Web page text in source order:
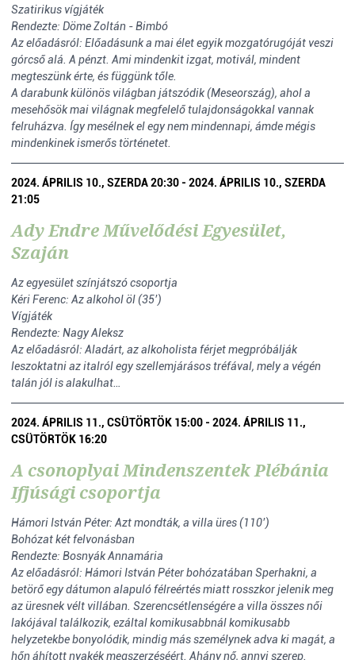
Szatirikus vígjáték
Rendezte: Döme Zoltán - Bimbó
Az előadásról: Előadásunk a mai élet egyik mozgatórugóját veszi
górcső alá. A pénzt. Ami mindenkit izgat, motivál, mindent
megteszünk érte, és függünk tőle.
A darabunk különös világban játszódik (Meseország), ahol a
mesehősök mai világnak megfelelő tulajdonságokkal vannak
felruházva. Így mesélnek el egy nem mindennapi, ámde mégis
mindenkinek ismerős történetet.
2024. ÁPRILIS 10., SZERDA 20:30 - 2024. ÁPRILIS 10., SZERDA
21:05
Ady Endre Művelődési Egyesület,
Szaján
Az egyesület színjátszó csoportja
Kéri Ferenc: Az alkohol öl (35’)
Vígjáték
Rendezte: Nagy Aleksz
Az előadásról: Aladárt, az alkoholista férjet megpróbálják
leszoktatni az italról egy szellemjárásos tréfával, mely a végén
talán jól is alakulhat…
2024. ÁPRILIS 11., CSÜTÖRTÖK 15:00 - 2024. ÁPRILIS 11.,
CSÜTÖRTÖK 16:20
A csonoplyai Mindenszentek Plébánia
Ifjúsági csoportja
Hámori István Péter: Azt mondták, a villa üres (110’)
Bohózat két felvonásban
Rendezte: Bosnyák Annamária
Az előadásról: Hámori István Péter bohózatában Sperhakni, a
betörő egy dátumon alapuló félreértés miatt rosszkor jelenik meg
az üresnek vélt villában. Szerencsétlenségére a villa összes női
lakójával találkozik, ezáltal komikusabbnál komikusabb
helyzetekbe bonyolódik, mindig más személynek adva ki magát, a
hőn áhított nyakék megszerzéséért. Ahány nő, annyi szerep.